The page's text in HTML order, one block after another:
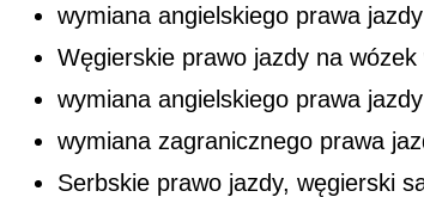
wymiana angielskiego prawa
Węgierskie prawo jazdy na wózek
wymiana angielskiego prawa
wymiana zagranicznego prawa
Serbskie prawo jazdy, węgierski